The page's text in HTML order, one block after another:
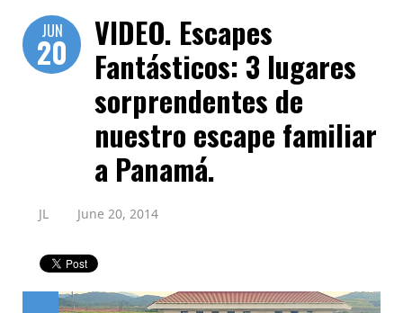
JUN
20
VIDEO. Escapes
Fantásticos: 3 lugares
sorprendentes de
nuestro escape familiar
a Panamá.
JL June 20, 2014